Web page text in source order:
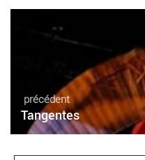
précédent
Tangentes